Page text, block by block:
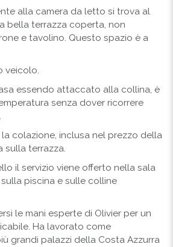
alla camera da letto si trova al
bella terrazza coperta, non
e tavolino. Questo spazio è a
veicolo.
essendo attaccato alla collina, è
senza dover ricorrere
colazione, inclusa nel prezzo della
sulla terrazza.
il servizio viene offerto nella sala
piscina e sulle colline
le mani esperte di Olivier per un
Ha lavorato come
grandi palazzi della Costa Azzurra